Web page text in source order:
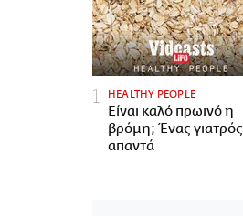
HEALTHY PEOPLE
Είναι καλό πρωινό η
βρόμη; Ένας γιατρός
απαντά